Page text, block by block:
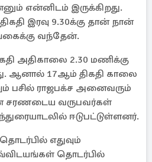
என்னிடம் இருக்கிறது.
இரவு 9.30க்கு தான் நான்
வந்தேன்.
அதிகாலை 2.30 மணிக்கு
ஆனால் 17ஆம் திகதி காலை
பசில் ராஜபக்ச அனைவரும்
சரணடைய வருபவர்கள்
ஈடுபட்டுள்ளனர்.
எதுவும்
தொடர்பில்